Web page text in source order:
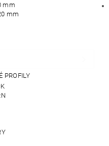
mm
mm
PROFILY